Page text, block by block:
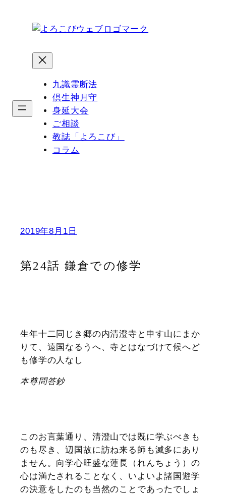
九識霊断法
倶生神月守
身延大会
ご相談
教誌「よろこび」
コラム
2019年8月1日
第24話 鎌倉での修学
生年十二同じき郷の内清澄寺と申す山にまか
りて、遠国なるうへ、寺とはなづけて候へど
も修学の人なし
本尊問答鈔
このお言葉通り、清澄山では既に学ぶべきも
のも尽き、辺国故に訪ね来る師も滅多にあり
ません。向学心旺盛な蓮長（れんちょう）の
心は満たされることなく、いよいよ諸国遊学
の決意をしたのも当然のことであったでしょ